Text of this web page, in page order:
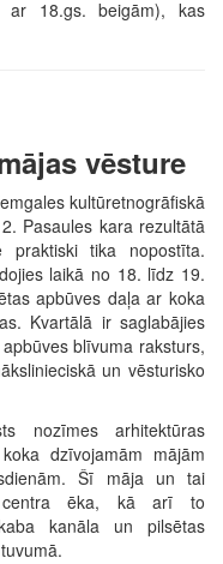
ar 18.gs. beigām), kas
vēsture
kultūretnogrāfiskā
Pasaules kara rezultātā
praktiski tika nopostīta.
laikā no 18. līdz 19.
apbūves daļa ar koka
Kvartālā ir saglabājies
blīvuma raksturs,
un vēsturisko
nozīmes arhitektūras
dzīvojamām mājām
Šī māja un tai
centra ēka, kā arī to
kanāla un pilsētas